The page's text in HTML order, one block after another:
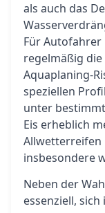
als auch das
Für Autofahrer
regelmäßig
Aquaplaning-
speziellen
unter
Eis erheblich
Allwetterreifen
insbesondere
Neben der
essenziell,